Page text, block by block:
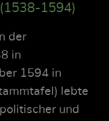
1594)
der
in
1594 in
lebte
und